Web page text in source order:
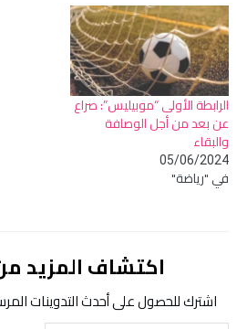
الرابطة الأولى “موبيليس”: صراع
عن بعد من أجل الوصافة
والبقاء
05/06/2024
في "رياضة"
اكتشاف المزيد
اشترك للحصول على أحدث التدوينات